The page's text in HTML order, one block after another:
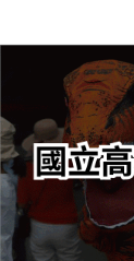
轉
要
內
容